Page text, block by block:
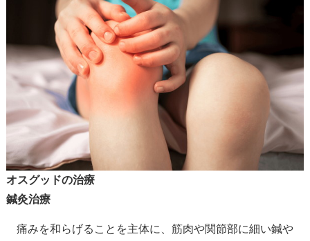
オスグッドの治療
鍼灸治療
痛みを和らげることを主体に、筋肉や関節部に細い鍼や